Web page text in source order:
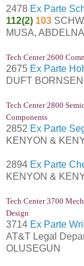
2478 Ex Parte
112(2) 103
MUSA,
Tech Center 2600
2675 Ex Parte
DUFT
Tech Center 2800
Components
2852 Ex Parte
KENYON &
2894 Ex Parte
KENYON &
Tech Center 3700
Design
3714 Ex Parte
AT&T Legal
OLUSEGUN